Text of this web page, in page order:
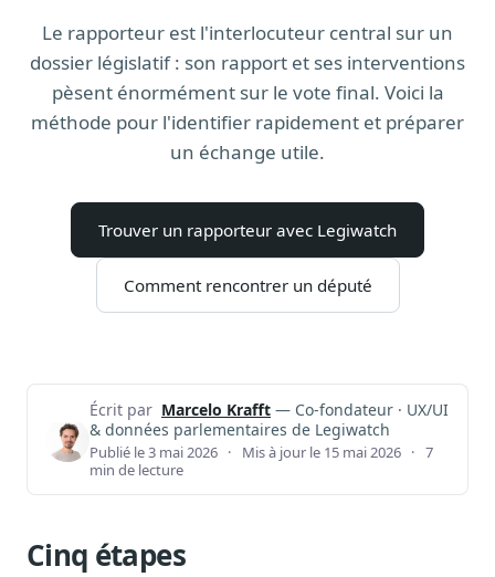
9 interviews politiques, analysées avant 10 h
Alertes personnalisées
Par dossier, personne, mot-clé
Exports & livrables
Notes, briefings, tableaux de bord
Registre HATVP
Cartographier l'influence sur un dossier
Affaires publiques
Cabinets, DRI, consultants en lobbying
Affaires réglementaires
JO, décrets, conseil des ministres, AAI
ONG, syndicats, ordres, associations
Le rapporteur est l'interlocuteur central sur un
dossier législatif : son rapport et ses interventions
pèsent énormément sur le vote final. Voici la
méthode pour l'identifier rapidement et préparer
un échange utile.
Trouver un rapporteur avec Legiwatch
Comment rencontrer un député
Écrit par Marcelo Krafft — Co-fondateur · UX/UI
& données parlementaires de Legiwatch
Publié le 3 mai 2026 · Mis à jour le 15 mai 2026 · 7
min de lecture
Cinq étapes